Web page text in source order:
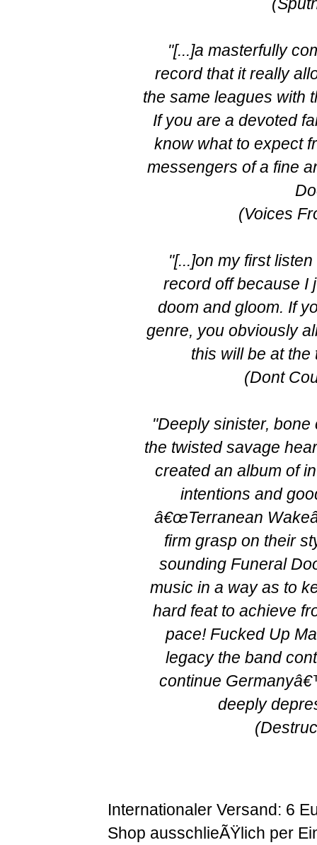
"[...]a masterfully
record that it really
the same leagues with
If you are a devoted
know what to expect
messengers of a fine
(Voices
"[...]on my first
record off because I
doom and gloom. If
genre, you obviously
this will be at the
(Dont
"Deeply sinister,
the twisted savage
created an album of
intentions and
â€œTerranean
firm grasp on their
sounding Funeral
music in a way as to
hard feat to achieve
pace! Fucked Up
legacy the band
continue
deeply
Internationaler Versand: 6
Shop ausschlieÃŸlich per